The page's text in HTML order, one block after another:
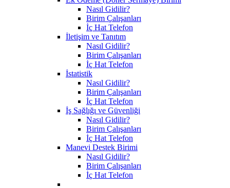
Nasıl Gidilir?
Birim Çalışanları
İç Hat Telefon
İletişim ve Tanıtım
Nasıl Gidilir?
Birim Çalışanları
İç Hat Telefon
İstatistik
Nasıl Gidilir?
Birim Çalışanları
İç Hat Telefon
İş Sağlığı ve Güvenliği
Nasıl Gidilir?
Birim Çalışanları
İç Hat Telefon
Manevi Destek Birimi
Nasıl Gidilir?
Birim Çalışanları
İç Hat Telefon